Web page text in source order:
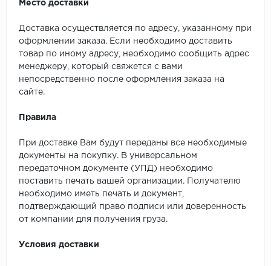
Место доставки
Доставка осуществляется по адресу, указанному при
оформлении заказа. Если необходимо доставить
товар по иному адресу, необходимо сообщить адрес
менеджеру, который свяжется с вами
непосредственно после оформления заказа на
сайте.
Правила
При доставке Вам будут переданы все необходимые
документы на покупку. В универсальном
передаточном документе (УПД) необходимо
поставить печать вашей организации. Получателю
необходимо иметь печать и документ,
подтверждающий право подписи или доверенность
от компании для получения груза.
Условия доставки